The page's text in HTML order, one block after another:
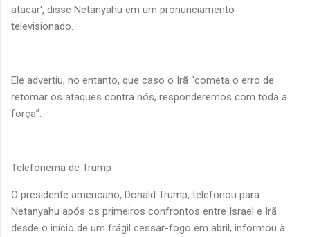
atacar', disse Netanyahu em um pronunciamento
televisionado.
Ele advertiu, no entanto, que caso o Irã “cometa o erro de
retomar os ataques contra nós, responderemos com toda a
força”.
Telefonema de Trump
O presidente americano, Donald Trump, telefonou para
Netanyahu após os primeiros confrontos entre Israel e Irã
desde o início de um frágil cessar-fogo em abril, informou à